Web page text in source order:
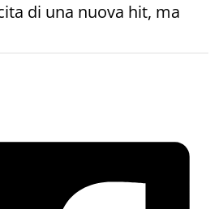
di una nuova hit, ma